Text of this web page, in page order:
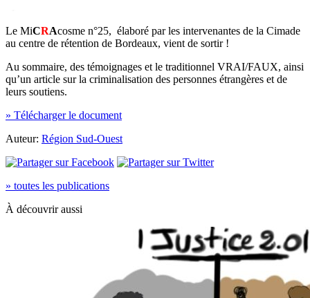
Le MiCRAcosme n°25, élaboré par les intervenantes de la Cimade
au centre de rétention de Bordeaux, vient de sortir !
Au sommaire, des témoignages et le traditionnel VRAI/FAUX, ainsi
qu’un article sur la criminalisation des personnes étrangères et de
leurs soutiens.
» Télécharger le document
Auteur: Région Sud-Ouest
» toutes les publications
À découvrir aussi